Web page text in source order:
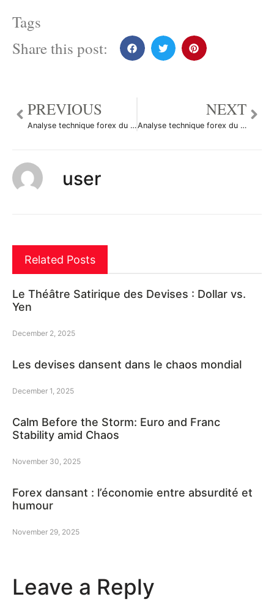
Tags
Share this post:
PREVIOUS
Analyse technique forex du 20/11/2014
NEXT
Analyse technique forex du 21/11/2014
user
Related Posts
Le Théâtre Satirique des Devises : Dollar vs.
Yen
December 2, 2025
Les devises dansent dans le chaos mondial
December 1, 2025
Calm Before the Storm: Euro and Franc
Stability amid Chaos
November 30, 2025
Forex dansant : l’économie entre absurdité et
humour
November 29, 2025
Leave a Reply